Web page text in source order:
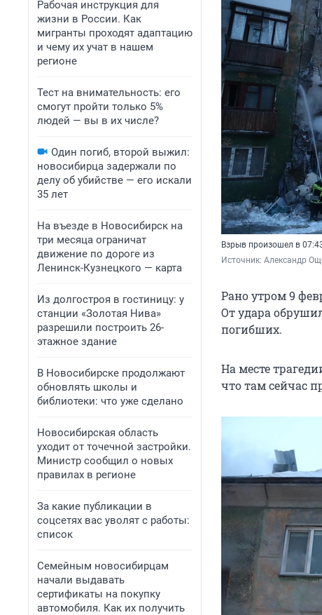
Рабочая инструкция для
жизни в России. Как
мигранты проходят адаптацию
и чему их учат в нашем
регионе
Тест на внимательность: его
смогут пройти только 5%
людей — вы в их числе?
Один погиб, второй выжил:
новосибирца задержали по
делу об убийстве — его искали
35 лет
На въезде в Новосибирск на
три месяца ограничат
движение по дороге из
Ленинск-Кузнецкого — карта
Из долгостроя в гостиницу: у
станции «Золотая Нива»
разрешили построить 26-
этажное здание
В Новосибирске продолжают
обновлять школы и
библиотеки: что уже сделано
Новосибирская область
уходит от точечной застройки.
Министр сообщил о новых
правилах в регионе
За какие публикации в
соцсетях вас уволят с работы:
список
Семейным новосибирцам
начали выдавать
сертификаты на покупку
автомобиля. Как их получить
Взрыв произошел в
Источник: Александр
Рано утром 9
От удара
погибших.
На месте
что там сейчас